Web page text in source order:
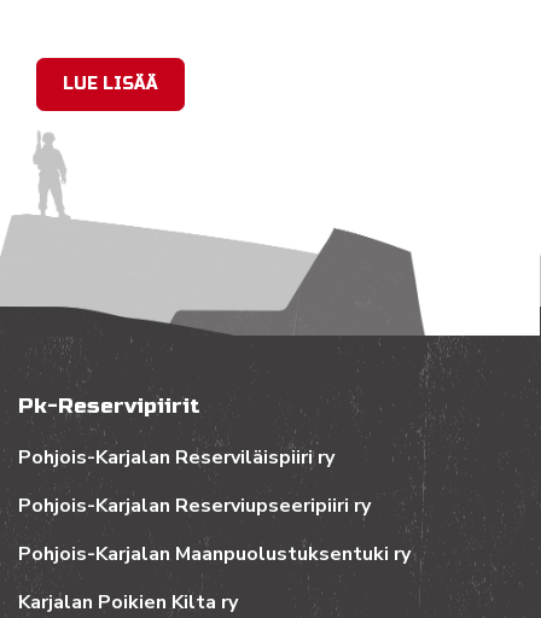
LUE LISÄÄ
Pk-Reservipiirit
Pohjois-Karjalan Reserviläispiiri ry
Pohjois-Karjalan Reserviupseeripiiri ry
Pohjois-Karjalan Maanpuolustuksentuki ry
Karjalan Poikien Kilta ry